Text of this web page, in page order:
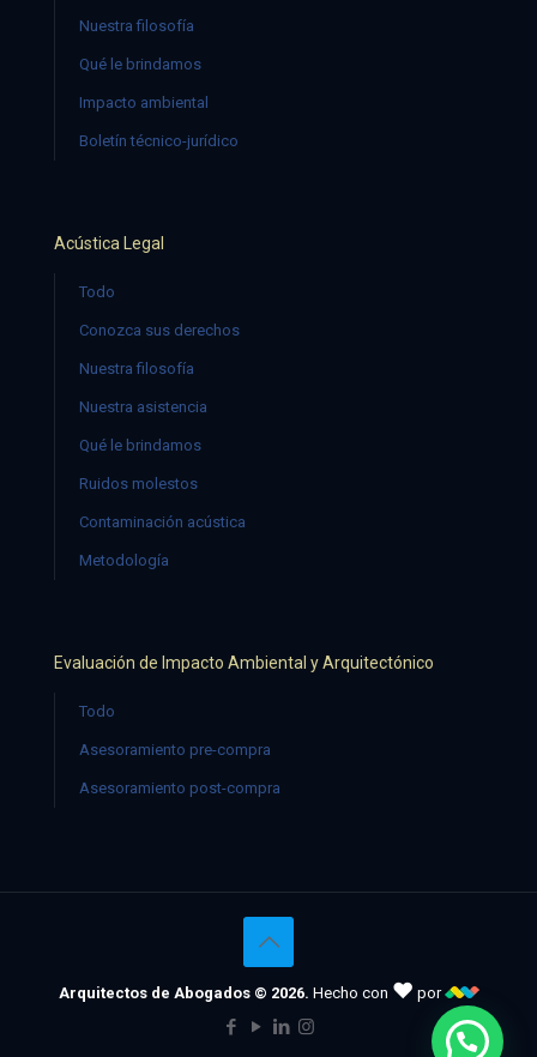
Nuestra filosofía
Qué le brindamos
Impacto ambiental
Boletín técnico-jurídico
Acústica Legal
Todo
Conozca sus derechos
Nuestra filosofía
Nuestra asistencia
Qué le brindamos
Ruidos molestos
Contaminación acústica
Metodología
Evaluación de Impacto Ambiental y Arquitectónico
Todo
Asesoramiento pre-compra
Asesoramiento post-compra
Arquitectos de Abogados © 2026. Hecho con ♥ por